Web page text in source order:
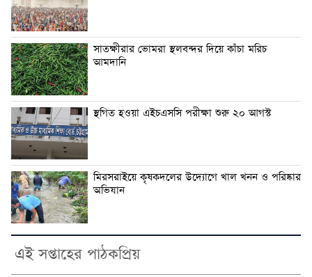
সাতক্ষীরার ভোমরা স্থলবন্দর দিয়ে কাঁচা মরিচ
আমদানি
স্থগিত হওয়া এইচএসসি পরীক্ষা শুরু ২০ আগস্ট
মিরসরাইয়ে কৃষকদলের উদ্যোগে খাল খনন ও পরিষ্কার
অভিযান
এই সপ্তাহের পাঠকপ্রিয়